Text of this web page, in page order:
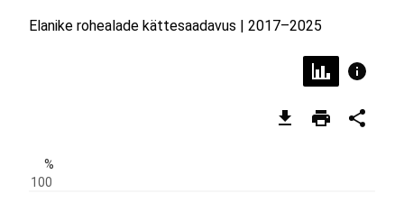
Elanike rohealade kättesaadavus | 2017–2025
100
%